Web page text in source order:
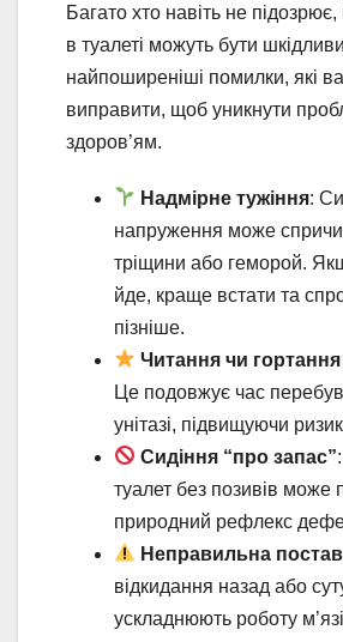
Багато хто навіть не підозрює,
в туалеті можуть бути
найпоширеніші помилки, які
виправити, щоб уникнути
здоров’ям.
Надмірне тужіння:
напруження може
тріщини або геморой.
йде, краще встати та
пізніше.
Читання чи
Це подовжує час
унітазі, підвищуючи
Сидіння “про запас”
туалет без позивів може
природний рефлекс
Неправильна
відкидання назад або
ускладнюють роботу